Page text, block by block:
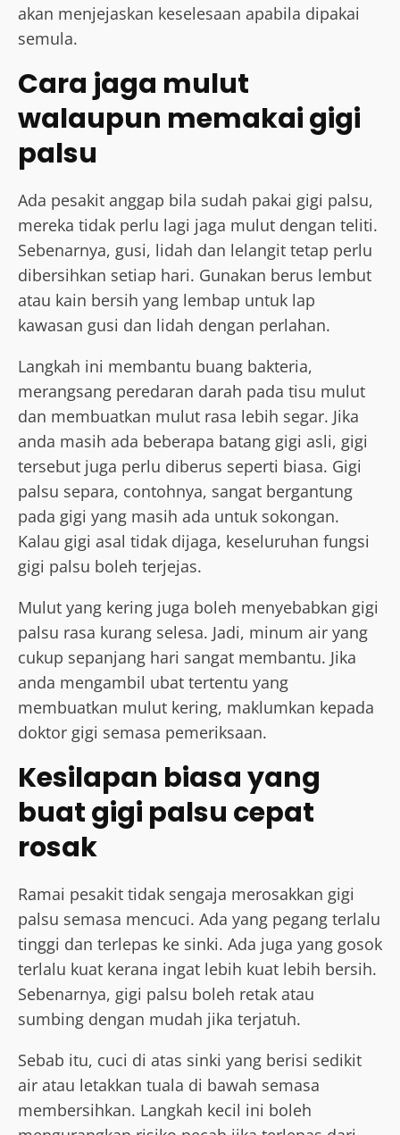
akan menjejaskan keselesaan apabila dipakai
semula.
Cara jaga mulut
walaupun memakai gigi
palsu
Ada pesakit anggap bila sudah pakai gigi palsu,
mereka tidak perlu lagi jaga mulut dengan teliti.
Sebenarnya, gusi, lidah dan lelangit tetap perlu
dibersihkan setiap hari. Gunakan berus lembut
atau kain bersih yang lembap untuk lap
kawasan gusi dan lidah dengan perlahan.
Langkah ini membantu buang bakteria,
merangsang peredaran darah pada tisu mulut
dan membuatkan mulut rasa lebih segar. Jika
anda masih ada beberapa batang gigi asli, gigi
tersebut juga perlu diberus seperti biasa. Gigi
palsu separa, contohnya, sangat bergantung
pada gigi yang masih ada untuk sokongan.
Kalau gigi asal tidak dijaga, keseluruhan fungsi
gigi palsu boleh terjejas.
Mulut yang kering juga boleh menyebabkan gigi
palsu rasa kurang selesa. Jadi, minum air yang
cukup sepanjang hari sangat membantu. Jika
anda mengambil ubat tertentu yang
membuatkan mulut kering, maklumkan kepada
doktor gigi semasa pemeriksaan.
Kesilapan biasa yang
buat gigi palsu cepat
rosak
Ramai pesakit tidak sengaja merosakkan gigi
palsu semasa mencuci. Ada yang pegang terlalu
tinggi dan terlepas ke sinki. Ada juga yang gosok
terlalu kuat kerana ingat lebih kuat lebih bersih.
Sebenarnya, gigi palsu boleh retak atau
sumbing dengan mudah jika terjatuh.
Sebab itu, cuci di atas sinki yang berisi sedikit
air atau letakkan tuala di bawah semasa
membersihkan. Langkah kecil ini boleh